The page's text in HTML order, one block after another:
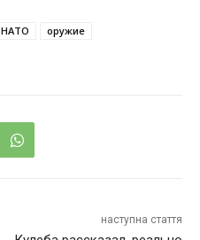
НАТО
оружие
наступна стаття